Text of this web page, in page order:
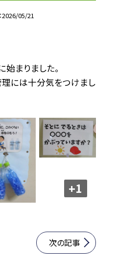
2026/05/21
まりました。
には十分気をつけまし
+1
次の記事